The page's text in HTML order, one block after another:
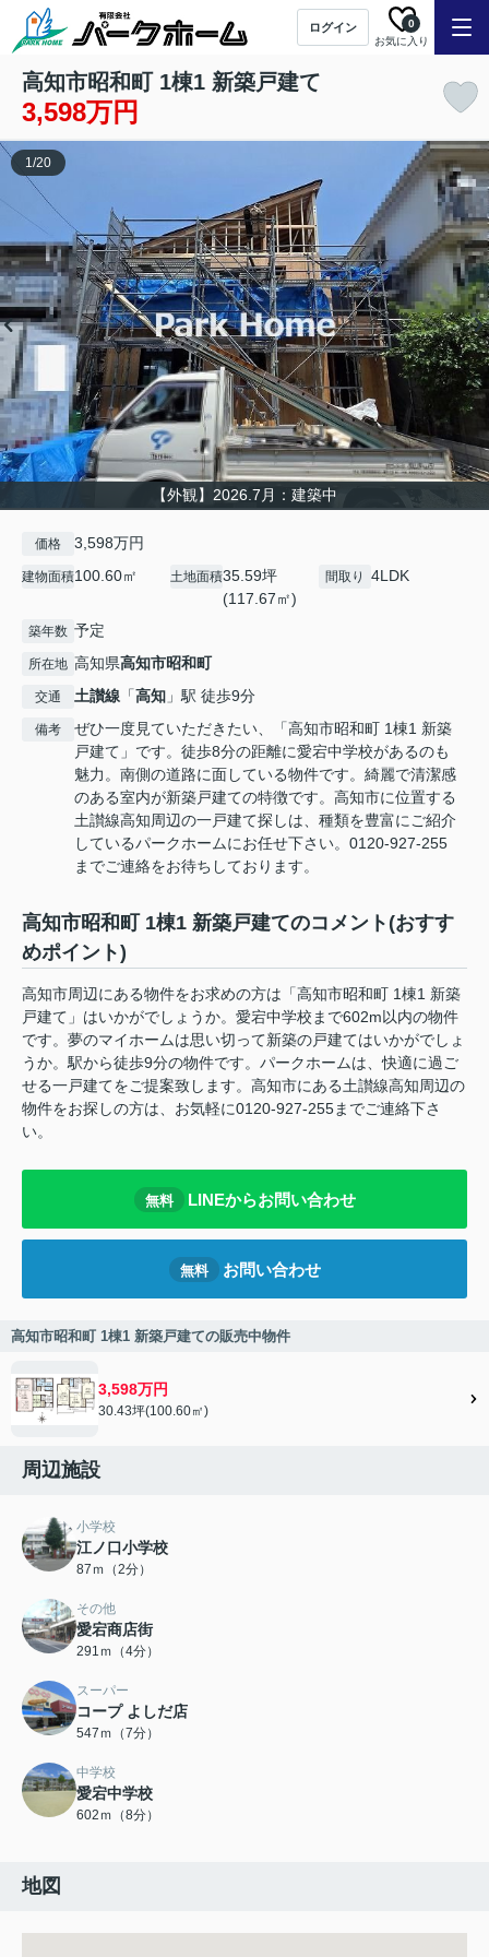
ログイン
お気に入り
0
高知市昭和町 1棟1 新築戸建て
3,598万円
【外観】2026.7月：建築中
1/20
価格 3,598万円
建物面積100.60㎡ 土地面積35.59坪
(117.67㎡)
間取り 4LDK
築年数 予定
所在地 高知県高知市昭和町
交通 土讃線 「高知 」駅 徒歩9分
備考
ぜひ一度見ていただきたい、「高知市昭和町 1棟1 新築
戸建て」です。徒歩8分の距離に愛宕中学校があるのも
魅力。南側の道路に面している物件です。綺麗で清潔感
のある室内が新築戸建ての特徴です。高知市に位置する
土讃線高知周辺の一戸建て探しは、種類を豊富にご紹介
しているパークホームにお任せ下さい。0120-927-255
までご連絡をお待ちしております。
高知市昭和町 1棟1 新築戸建てのコメント(おすす
めポイント)
高知市周辺にある物件をお求めの方は「高知市昭和町 1棟1 新築
戸建て」はいかがでしょうか。愛宕中学校まで602m以内の物件
です。夢のマイホームは思い切って新築の戸建てはいかがでしょ
うか。駅から徒歩9分の物件です。パークホームは、快適に過ご
せる一戸建てをご提案致します。高知市にある土讃線高知周辺の
物件をお探しの方は、お気軽に0120-927-255までご連絡下さ
い。
無料 LINEからお問い合わせ
無料 お問い合わせ
高知市昭和町 1棟1 新築戸建ての販売中物件
3,598万円
30.43坪(100.60㎡)
周辺施設
小学校
江ノ口小学校
87ｍ（2分）
その他
愛宕商店街
291ｍ（4分）
スーパー
コープ よしだ店
547ｍ（7分）
中学校
愛宕中学校
602ｍ（8分）
地図